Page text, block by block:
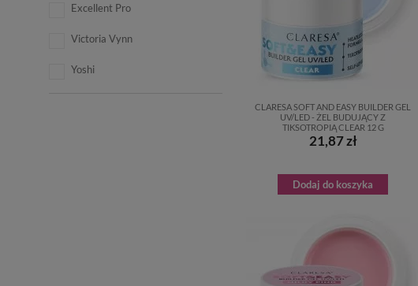
Excellent Pro
Victoria Vynn
Yoshi
CLARESA SOFT AND EASY BUILDER GEL
UV/LED - ŻEL BUDUJĄCY Z
TIKSOTROPIĄ CLEAR 12 G
21,87 zł
Dodaj do koszyka